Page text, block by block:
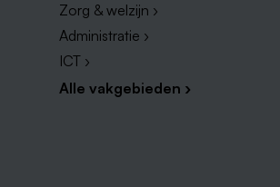
Zorg & welzijn ›
Administratie ›
ICT ›
Alle vakgebieden ›